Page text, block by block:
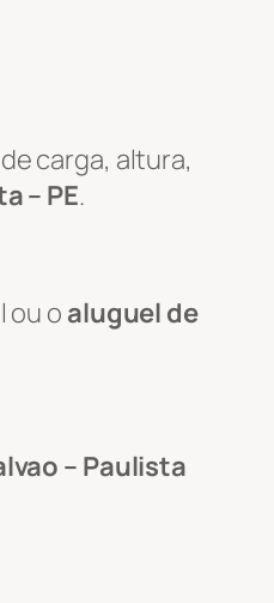
carga, altura,
– PE.
ou o aluguel de
– Paulista